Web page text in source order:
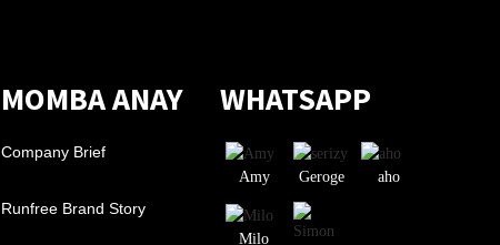
MOMBA ANAY
Company Brief
Runfree Brand Story
WHATSAPP
Amy Geroge aho
Milo